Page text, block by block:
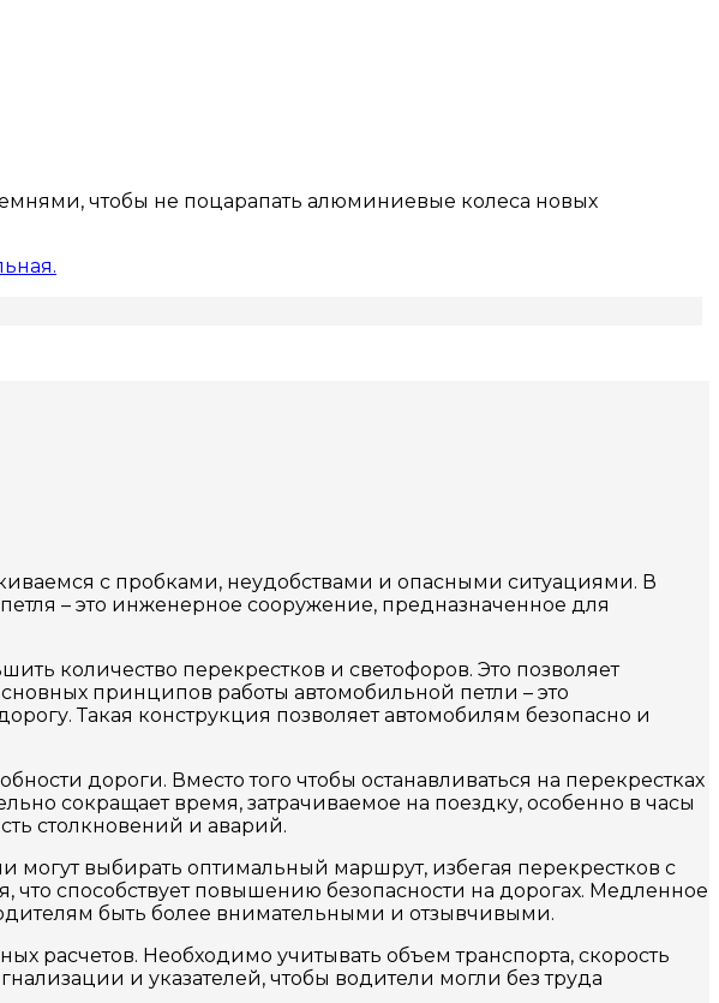
чтобы не поцарапать алюминиевые колеса новых
с пробками, неудобствами и опасными ситуациями. В
– это инженерное сооружение, предназначенное для
количество перекрестков и светофоров. Это позволяет
принципов работы автомобильной петли – это
Такая конструкция позволяет автомобилям безопасно и
дороги. Вместо того чтобы останавливаться на перекрестках
сокращает время, затрачиваемое на поездку, особенно в часы
столкновений и аварий.
выбирать оптимальный маршрут, избегая перекрестков с
что способствует повышению безопасности на дорогах. Медленное
быть более внимательными и отзывчивыми.
расчетов. Необходимо учитывать объем транспорта, скорость
и указателей, чтобы водители могли без труда